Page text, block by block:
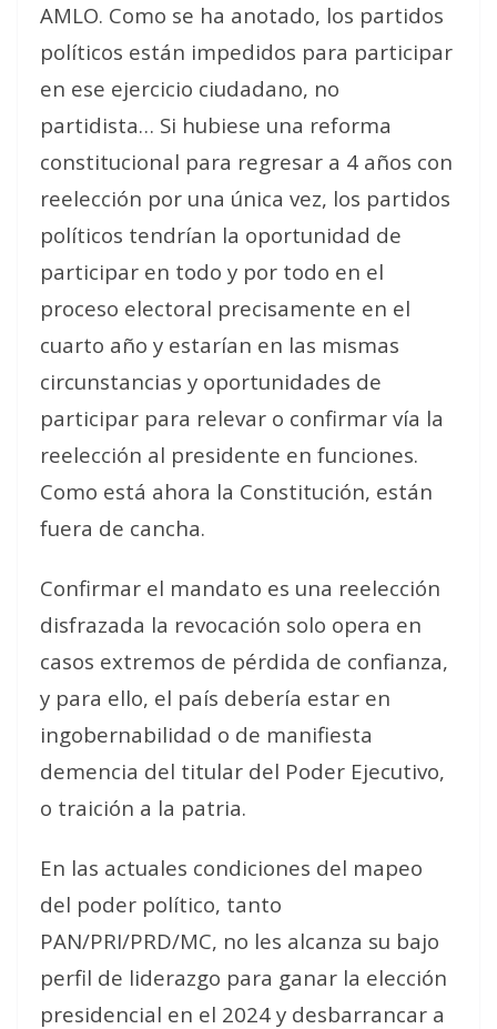
AMLO. Como se ha anotado, los partidos
políticos están impedidos para participar
en ese ejercicio ciudadano, no
partidista… Si hubiese una reforma
constitucional para regresar a 4 años con
reelección por una única vez, los partidos
políticos tendrían la oportunidad de
participar en todo y por todo en el
proceso electoral precisamente en el
cuarto año y estarían en las mismas
circunstancias y oportunidades de
participar para relevar o confirmar vía la
reelección al presidente en funciones.
Como está ahora la Constitución, están
fuera de cancha.
Confirmar el mandato es una reelección
disfrazada la revocación solo opera en
casos extremos de pérdida de confianza,
y para ello, el país debería estar en
ingobernabilidad o de manifiesta
demencia del titular del Poder Ejecutivo,
o traición a la patria.
En las actuales condiciones del mapeo
del poder político, tanto
PAN/PRI/PRD/MC, no les alcanza su bajo
perfil de liderazgo para ganar la elección
presidencial en el 2024 y desbarrancar a